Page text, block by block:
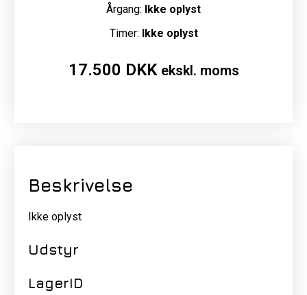
Årgang: Ikke oplyst
Timer: Ikke oplyst
17.500 DKK ekskl. moms
Beskrivelse
Ikke oplyst
Udstyr
LagerID